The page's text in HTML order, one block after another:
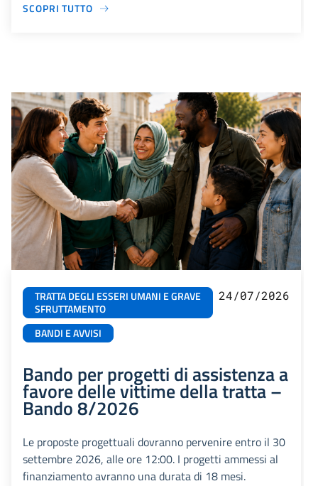
SCOPRI TUTTO
TRATTA DEGLI ESSERI UMANI E GRAVE
SFRUTTAMENTO
BANDI E AVVISI
24/07/2026
Bando per progetti di assistenza a
favore delle vittime della tratta –
Bando 8/2026
Le proposte progettuali dovranno pervenire entro il 30
settembre 2026, alle ore 12:00. I progetti ammessi al
finanziamento avranno una durata di 18 mesi.